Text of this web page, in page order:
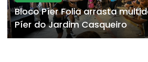
Bloco Píer Folia arrasta
Píer do Jardim Casqueiro